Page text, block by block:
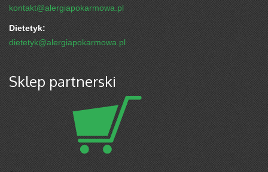
kontakt@alergiapokarmowa.pl
Dietetyk:
dietetyk@alergiapokarmowa.pl
Sklep partnerski